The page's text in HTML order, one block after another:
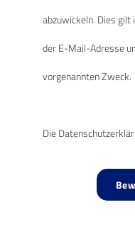
abzuwickeln. Dies
der E-Mail-Adresse
vorgenannten Zweck.
Die